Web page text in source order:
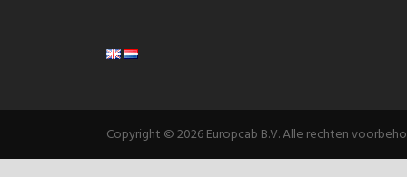
Copyright © 2026 Europcab B.V. Alle rechten